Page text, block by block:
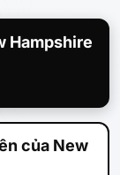
Hampshire
của New